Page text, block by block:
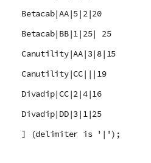
Betacab|AA|5|2|20
Betacab|BB|1|25| 25
Canutility|AA|3|8|15
Canutility|CC|||19
Divadip|CC|2|4|16
Divadip|DD|3|1|25
] (delimiter is '|');